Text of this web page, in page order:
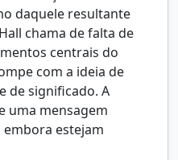
daquele resultante
chama de falta de
centrais do
com a ideia de
de significado. A
uma mensagem
estejam